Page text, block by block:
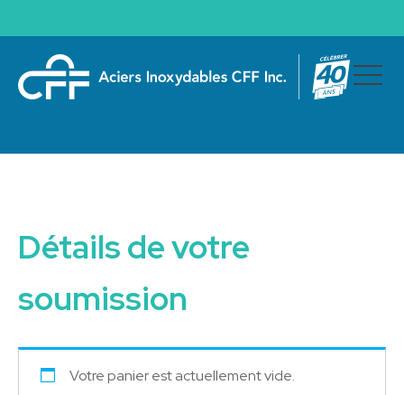
Détails de votre
soumission
Votre panier est actuellement vide.